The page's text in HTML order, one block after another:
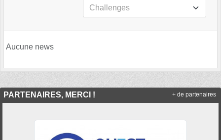
Aucune news
PARTENAIRES, MERCI ! + de partenaires